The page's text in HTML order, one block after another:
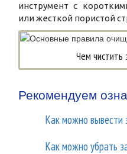
инструмент с
или жесткой пористой
Чем
Рекомендуем
Как можно вывести
Как можно убрать